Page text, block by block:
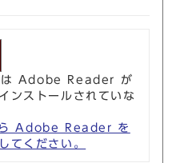
は Adobe Reader が
ンストールされていな
Adobe Reader を
てください。